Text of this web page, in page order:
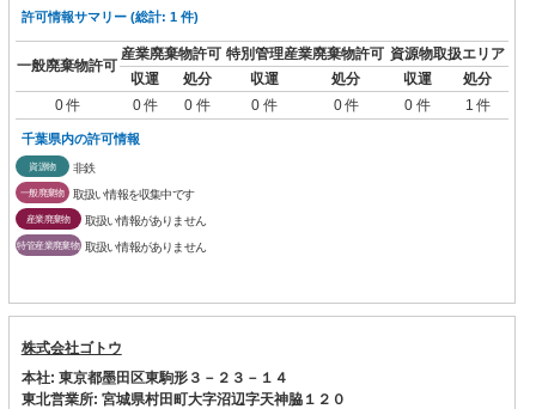
許可情報サマリー (総計: 1 件)
一般廃棄物許可
産業廃棄物許可 特別管理産業廃棄物許可 資源物取扱エリア
収運
処分 収運 処分 収運
処分
0 件
0 件 0 件 0 件 0 件 0 件 1 件
千葉県内の許可情報
資源物 非鉄
一般廃棄物 取扱い情報を収集中です
産業廃棄物 取扱い情報がありません
特管産業廃棄物 取扱い情報がありません
株式会社ゴトウ
本社: 東京都墨田区東駒形３－２３－１４
東北営業所: 宮城県村田町大字沼辺字天神脇１２０